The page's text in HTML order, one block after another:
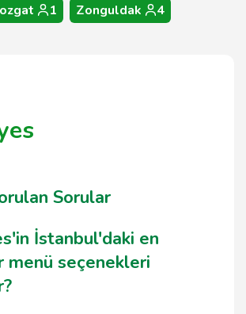
1 Zonguldak 4
Sorular
İstanbul'daki en
menü seçenekleri